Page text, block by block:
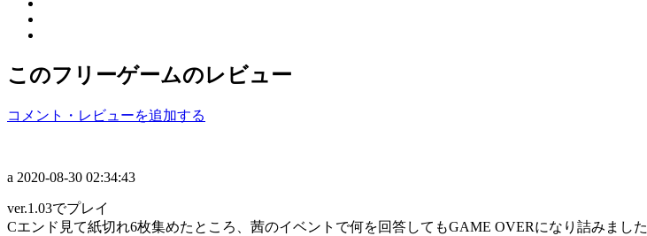
このフリーゲームのレビュー
コメント・レビューを追加する
a 2020-08-30 02:34:43
ver.1.03でプレイ
Cエンド見て紙切れ6枚集めたところ、茜のイベントで何を回答してもGAME OVERになり詰みました